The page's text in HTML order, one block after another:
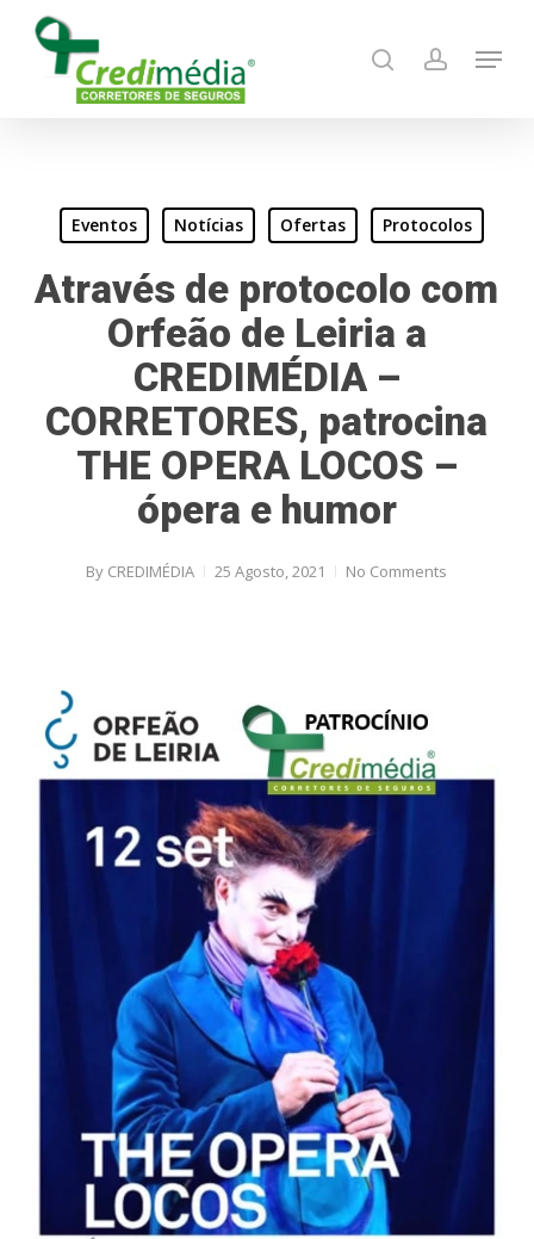
search account
Menu
Eventos Notícias Ofertas Protocolos
Através de protocolo com
Orfeão de Leiria a
CREDIMÉDIA –
CORRETORES, patrocina
THE OPERA LOCOS –
ópera e humor
By CREDIMÉDIA 25 Agosto, 2021 No Comments